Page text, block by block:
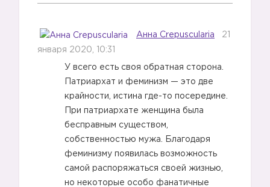
Анна Crepuscularia 21
января 2020, 10:31
У всего есть своя обратная сторона.
Патриархат и феминизм — это две
крайности, истина где-то посередине.
При патриархате женщина была
бесправным существом,
собственностью мужа. Благодаря
феминизму появилась возможность
самой распоряжаться своей жизнью,
но некоторые особо фанатичные